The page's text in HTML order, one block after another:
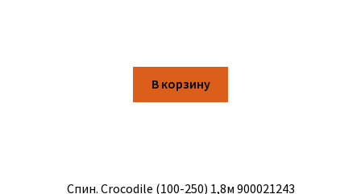
В корзину
Спин. Crocodile (100-250) 1,8м 900021243